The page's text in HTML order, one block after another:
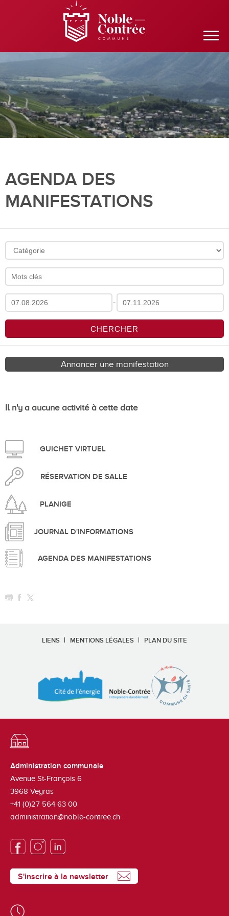
AGENDA DES
MANIFESTATIONS
-
Annoncer une manifestation
Il n'y a aucune activité à cette date
GUICHET VIRTUEL
RÉSERVATION DE SALLE
PLANIGE
JOURNAL D'INFORMATIONS
AGENDA DES MANIFESTATIONS
LIENS MENTIONS LÉGALES PLAN DU SITE
Administration communale
Avenue St-François 6
3968 Veyras
+41 (0)27 564 63 00
administration@noble-contree.ch
S'inscrire à la newsletter